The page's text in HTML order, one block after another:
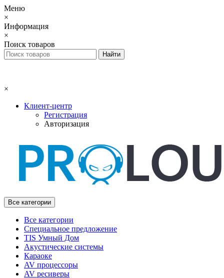
Меню
×
Информация
×
Поиск товаров
×
Клиент-центр
Регистрация
Авторизация
Все категории
Все категории
Специальное предложение
TIS Умный Дом
Акустические системы
Караоке
AV процессоры
AV ресиверы